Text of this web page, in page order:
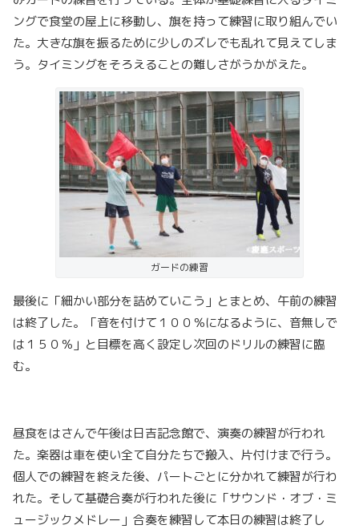
ングで食堂の屋上に移動し、旗を持って練習に取り組んでい
た。大きな旗を振るために少しのズレでも乱れて見えてしま
う。タイミングをそろえることの難しさがうかがえた。
ガードの練習
最後に「細かい部分を詰めていこう」とまとめ、午前の練習
は終了した。「音を付けて１００％になるように、音無しで
は１５０％」と目標を高く設定し次回のドリルの練習に臨
む。
昼食をはさんで午後は日吉記念館で、演奏の練習が行われ
た。楽器は車を使い全て自分たちで搬入、片付けまで行う。
個人での練習を終えた後、パートごとに分かれて練習が行わ
れた。そして基礎合奏が行われた後に「サウンド・オブ・ミ
ュージックメドレー」合奏を練習して本日の練習は終了し